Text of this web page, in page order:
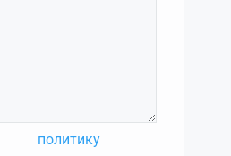
политику